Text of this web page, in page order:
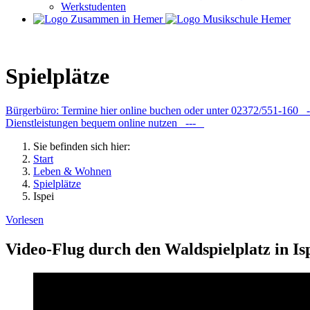
Werkstudenten
Spielplätze
Bürgerbüro: Termine hier online buchen oder unter 02372/551-160
Dienstleistungen bequem online nutzen ---
Sie befinden sich hier:
Start
Leben & Wohnen
Spielplätze
Ispei
Vorlesen
Video-Flug durch den Waldspielplatz in